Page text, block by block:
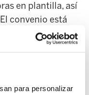
para personalizar
en plantilla, así
convenio está
ha mostrado en
y el
cada año,
horas y